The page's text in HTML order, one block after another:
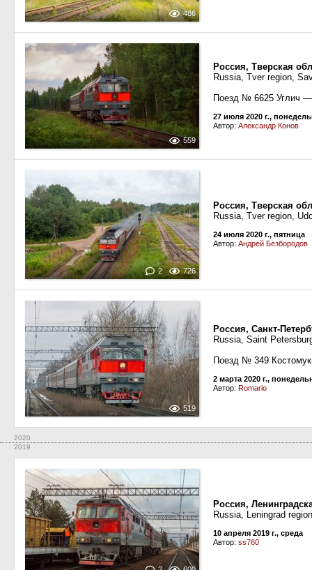
486
559
Россия, Тверская
Russia, Tver region,
Поезд № 6625 Углич
27 июля 2020 г.,
Автор: Александр Конов
2 726
Россия, Тверская
Russia, Tver region,
24 июля 2020 г., пятница
Автор: Андрей Безбородов
519
Россия, Санкт-
Russia, Saint
Поезд № 349
2 марта 2020 г.,
Автор: Romario
2020
2019
Россия,
Russia, Leningrad
10 апреля 2019 г., среда
Автор: ss760